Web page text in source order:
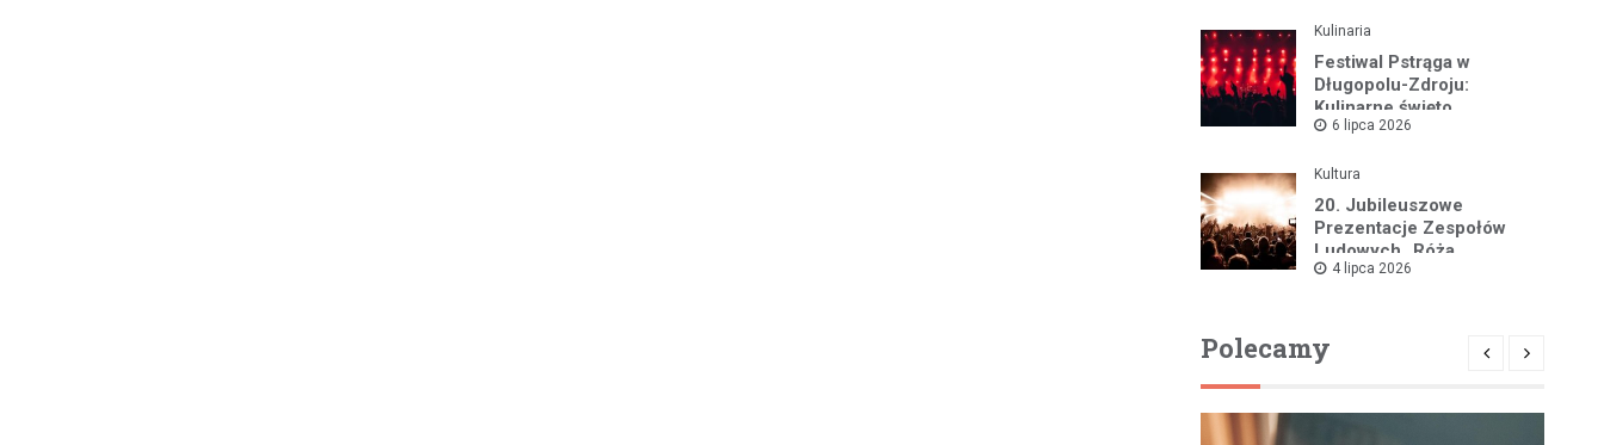
Kulinaria
Festiwal Pstrąga w
Długopolu-Zdroju:
Kulinarne święto
przyciągnęło rzesze
6 lipca 2026
Kultura
20. Jubileuszowe
Prezentacje Zespołów
Ludowych „Róża
Kłodzka” w Pstrążnej już
4 lipca 2026
Polecamy